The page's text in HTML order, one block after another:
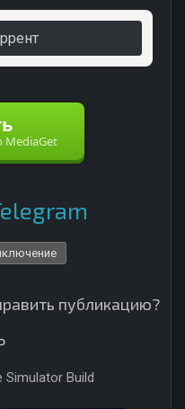
публикацию?
Simulator Build